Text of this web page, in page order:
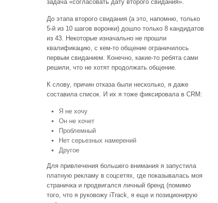
задача «согласовать дату второго свидания».
До этапа второго свидания (а это, напомню, только
5-й из 10 шагов воронки) дошло только 8 кандидатов
из 43. Некоторые изначально не прошли
квалификацию, с кем-то общение ограничилось
первым свиданием. Конечно, какие-то ребята сами
решили, что не хотят продолжать общение.
К слову, причин отказа были несколько, я даже
составила список. И их я тоже фиксировала в CRM:
Я не хочу
Он не хочет
Проблемный
Нет серьезных намерений
Другое
Для привлечения большего внимания я запустила
платную рекламу в соцсетях, где показывалась моя
страничка и продвигался личный бренд (помимо
того, что я руковожу iTrack, я еще и позиционирую